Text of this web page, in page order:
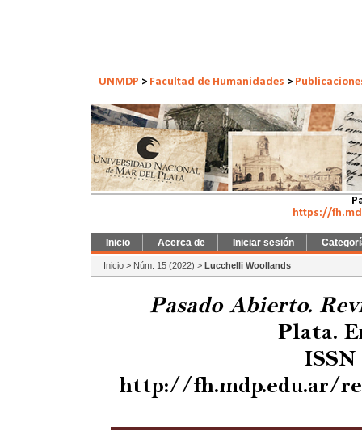
UNMDP > Facultad de Humanidades >
https://
Inicio Acerca de Iniciar sesión
Inicio > Núm. 15 (2022) > Lucchelli Woollands
Pasado Abierto.
Plata.
ISSN
http://fh.mdp.edu.ar/